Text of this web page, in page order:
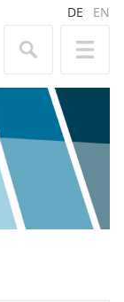
DE EN